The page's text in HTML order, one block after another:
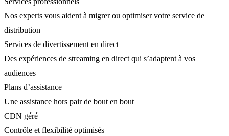
Nos experts vous aident à migrer ou optimiser votre service de
distribution
Services de divertissement en direct
Des expériences de streaming en direct qui s’adaptent à vos
audiences
Plans d’assistance
Une assistance hors pair de bout en bout
CDN géré
Contrôle et flexibilité optimisés